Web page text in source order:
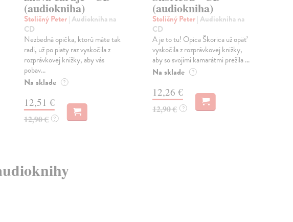
(audiokniha)
Stoličný Peter| Audiokniha na
CD
Nezbedná opička, ktorú máte tak
radi, už po piaty raz vyskočila z
rozprávkovej knižky, aby vás
pobav...
Na sklade ?
12,51 €
12,90 € ?
(audiokniha)
Stoličný Peter| Audiokniha na
CD
A je to tu! Opica Škorica už opäť
vyskočila z rozprávkovej knižky,
aby so svojimi kamarátmi prežila ...
Na sklade ?
12,26 €
12,90 € ?